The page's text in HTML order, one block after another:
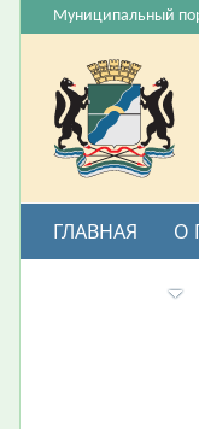
Муниципальный
ГЛАВНАЯ О